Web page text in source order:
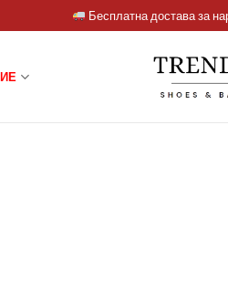
Бесплатна достава за